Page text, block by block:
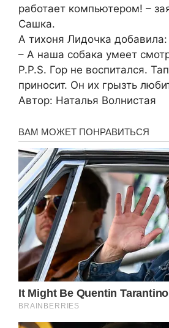
работает компьютером! –
Сашка.
А тихоня Лидочка добавила:
– А наша собака умеет
P.P.S. Гор не воспитался.
приносит. Он их грызть
Автор: Наталья Волнистая